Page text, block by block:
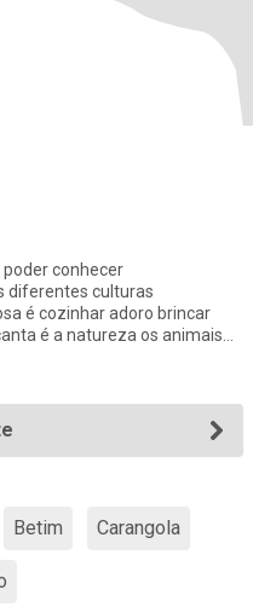
conhecer
diferentes culturas
é cozinhar adoro brincar
é a natureza os animais,
Betim Carangola